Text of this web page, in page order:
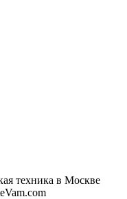
техника в Москве